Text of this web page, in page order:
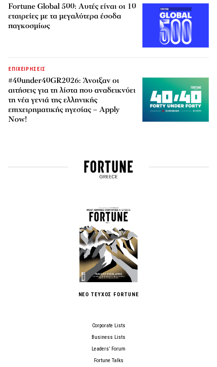
Fortune Global 500: Αυτές είναι οι 10
εταιρείες με τα μεγαλύτερα έσοδα
παγκοσμίως
ΕΠΙΧΕΙΡΗΣΕΙΣ
#40under40GR2026: Άνοιξαν οι
αιτήσεις για τη λίστα που αναδεικνύει
τη νέα γενιά της ελληνικής
επιχειρηματικής ηγεσίας – Apply
Now!
ΝΕΟ ΤΕΥΧΟΣ FORTUNE
Corporate Lists
Business Lists
Leaders’ Forum
Fortune Talks